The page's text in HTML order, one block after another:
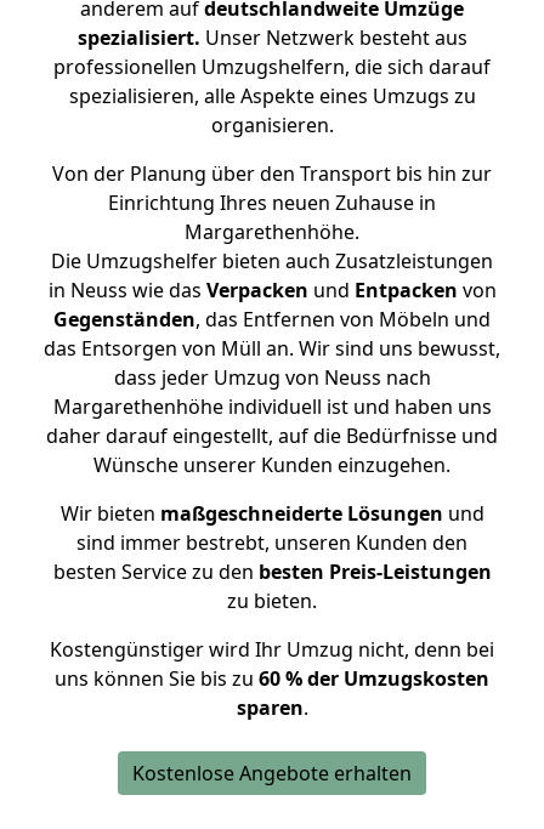
anderem aufdeutschlandweite Umzüge
spezialisiert. Unser Netzwerk besteht aus
professionellen Umzugshelfern, die sich darauf
spezialisieren, alle Aspekte eines Umzugs zu
organisieren.
Von der Planung über den Transport bis hin zur
Einrichtung Ihres neuen Zuhause in
Margarethenhöhe.
Die Umzugshelfer bieten auch Zusatzleistungen
in Neuss wie das Verpacken und Entpacken von
Gegenständen, das Entfernen von Möbeln und
das Entsorgen von Müll an. Wir sind uns bewusst,
dass jeder Umzug von Neuss nach
Margarethenhöhe individuell ist und haben uns
daher darauf eingestellt, auf die Bedürfnisse und
Wünsche unserer Kunden einzugehen.
Wir bieten maßgeschneiderte Lösungen und
sind immer bestrebt, unseren Kunden den
besten Service zu den besten Preis-Leistungen
zu bieten.
Kostengünstiger wird Ihr Umzug nicht, denn bei
uns können Sie bis zu 60 % der Umzugskosten
sparen.
Kostenlose Angebote erhalten